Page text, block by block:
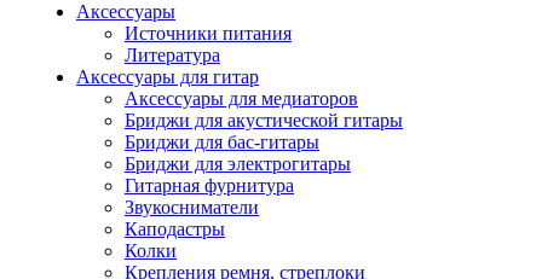
Аксессуары
Источники питания
Литература
Аксессуары для гитар
Аксессуары для медиаторов
Бриджи для акустической гитары
Бриджи для бас-гитары
Бриджи для электрогитары
Гитарная фурнитура
Звукосниматели
Каподастры
Колки
Крепления ремня, стреплоки